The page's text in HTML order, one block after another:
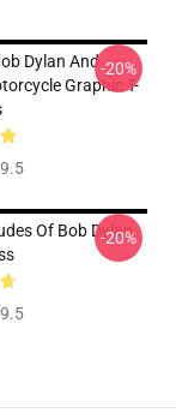
Dylan And
Graphic T-
-20%
Of Bob Dylan
-20%